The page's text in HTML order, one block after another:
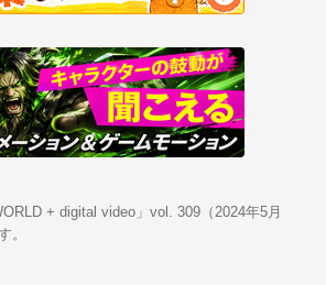
+ digital video」vol. 309（2024年5月
。